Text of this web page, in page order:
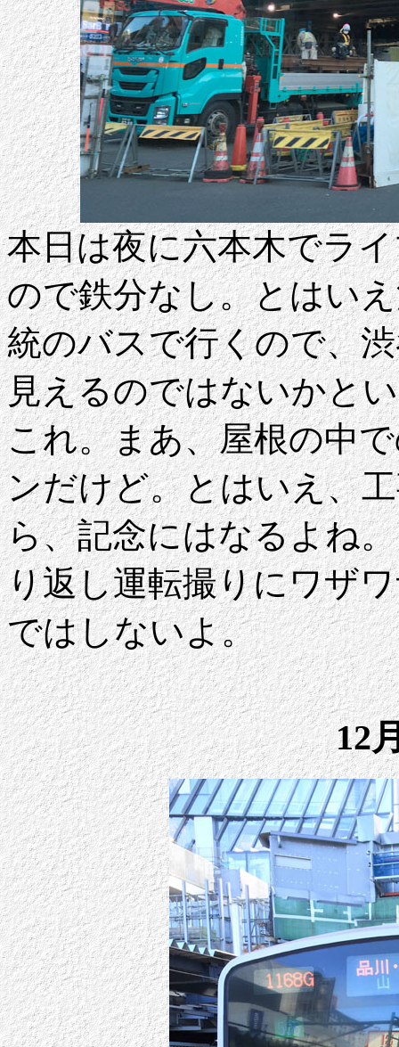
本日は夜に六本木でラ
ので鉄分なし。とはい
統のバスで行くので、
見えるのではないかと
これ。まあ、屋根の中
ンだけど。とはいえ、
ら、記念にはなるよね
り返し運転撮りにワザ
ではしないよ。
12